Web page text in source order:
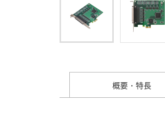
概要・特長